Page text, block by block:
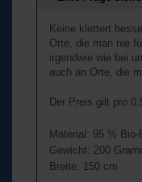
Keine klettert
Orte, die man nie
irgendwie wie bei
auch an Orte, die
Der Preis gilt pro
Material: 95 %
Gewicht: 200
Breite: 150 cm